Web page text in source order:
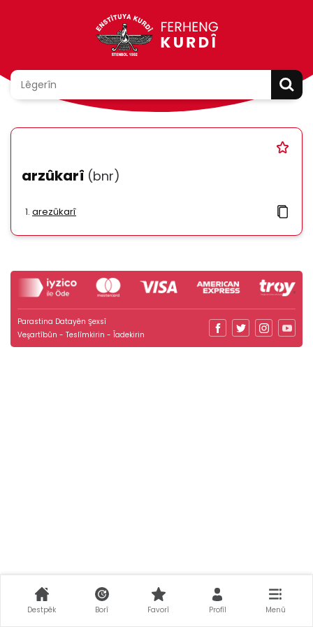
arzûkarî (bnr)
arezûkarî
Parastina Datayên Şexsî
Veşartîbûn - Teslîmkirin - Îadekirin
Destpêk Borî Favorî Profîl Menû